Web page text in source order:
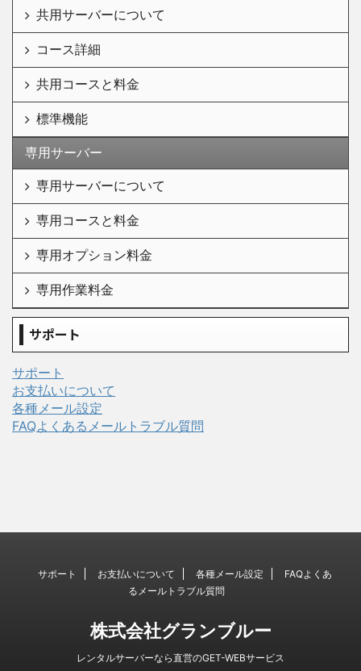
共用サーバーについて
コース詳細
共用コースと料金
標準機能
専用サーバー
専用サーバーについて
専用コースと料金
専用オプション料金
専用作業料金
サポート
サポート
お支払いについて
各種メール設定
FAQよくあるメールトラブル質問
サポート お支払いについて 各種メール設定
FAQよくあ
るメールトラブル質問
株式会社グランブルー
レンタルサーバーなら直営のGET-WEBサービス
© 2026 株式会社グランブルー